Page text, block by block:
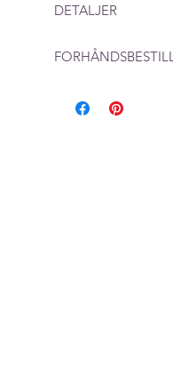
DETALJER
Farge: Porselen
beregne en